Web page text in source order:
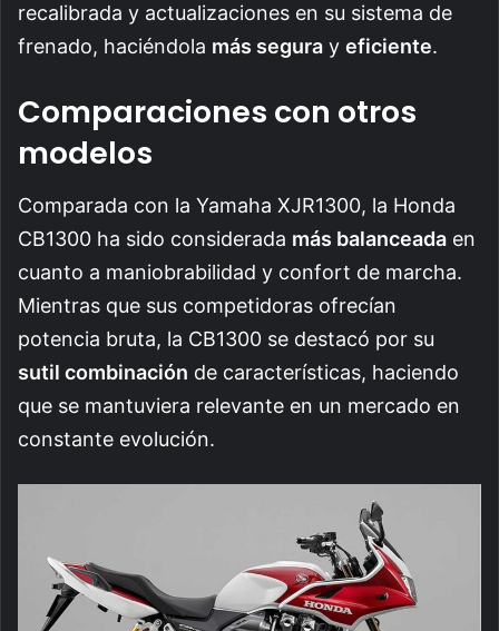
recalibrada y actualizaciones en su sistema de
frenado, haciéndola más segura y eficiente.
Comparaciones con otros
modelos
Comparada con la Yamaha XJR1300, la Honda
CB1300 ha sido considerada más balanceada en
cuanto a maniobrabilidad y confort de marcha.
Mientras que sus competidoras ofrecían
potencia bruta, la CB1300 se destacó por su
sutil combinación de características, haciendo
que se mantuviera relevante en un mercado en
constante evolución.